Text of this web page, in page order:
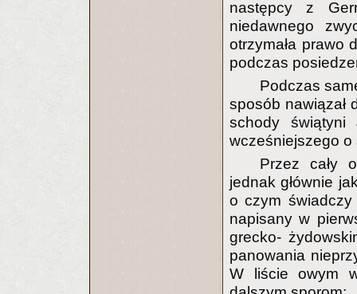
następcy z
niedawnego
otrzymała prawo
podczas
Podczas
sposób nawiązał
schody świątyni
wcześniejszego o
Przez cały
jednak głównie
o czym
napisany w
grecko-
panowania
W liście owym